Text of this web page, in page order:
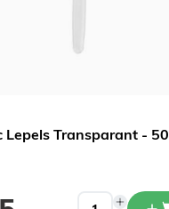
Lepels Transparant - 50